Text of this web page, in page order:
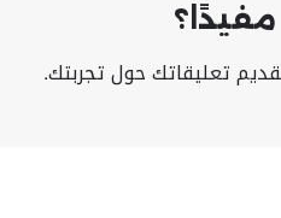
تعليقاتك حول تجربتك.